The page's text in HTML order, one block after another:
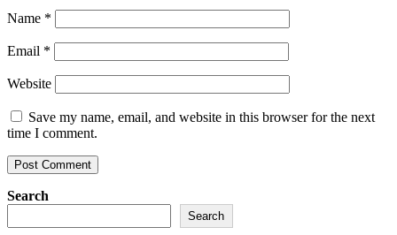
Name *
Email *
Website
Save my name, email, and website in this browser for the next
time I comment.
Search
Search